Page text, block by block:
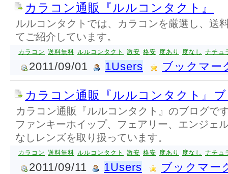
カラコン通販『ルルコンタクト』
ルルコンタクトでは、カラコンを厳選し、送
てご紹介しています。
カラコン 送料無料 ルルコンタクト 激安 格安 度あり 度なし ナチュ
2011/09/01 1Users ブックマー
カラコン通販『ルルコンタクト』
カラコン通販『ルルコンタクト』のブログで
ファンキーホイップ、フェアリー、エンジェ
なしレンズを取り扱っています。
カラコン 送料無料 ルルコンタクト 激安 格安 度あり 度なし ナチュ
2011/09/11 1Users ブックマー